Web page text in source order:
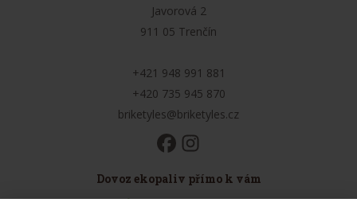
Javorová 2
911 05 Trenčín
+421 948 991 881
+420 735 945 870
briketyles@briketyles.cz
Dovoz ekopaliv přímo k vám